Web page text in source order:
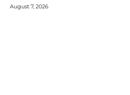
August 7, 2026